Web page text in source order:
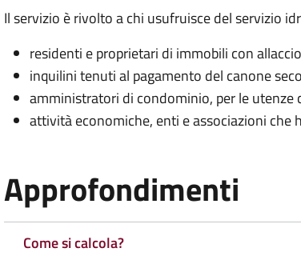
Il servizio è rivolto a chi usufruisce del servizio
residenti e proprietari di immobili con
inquilini tenuti al pagamento del canone
amministratori di condominio, per le utenze
attività economiche, enti e associazioni che
Approfondimenti
Come si calcola?